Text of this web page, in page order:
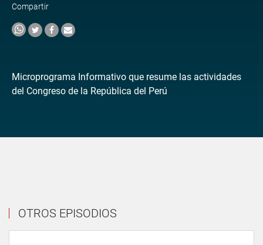
Compartir
Microprograma Informativo que resume las actividades
del Congreso de la República del Perú
OTROS EPISODIOS